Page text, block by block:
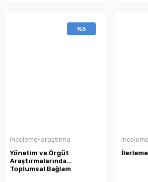
%5
inceleme-araştırma
Yönetim ve Örgüt
Araştırmalarında
Toplumsal Bağlam